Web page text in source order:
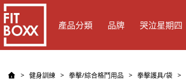
產品分類 品牌 哭泣星期四
> 健身訓練 > 拳擊/綜合格鬥用品 > 拳擊護具/袋 >